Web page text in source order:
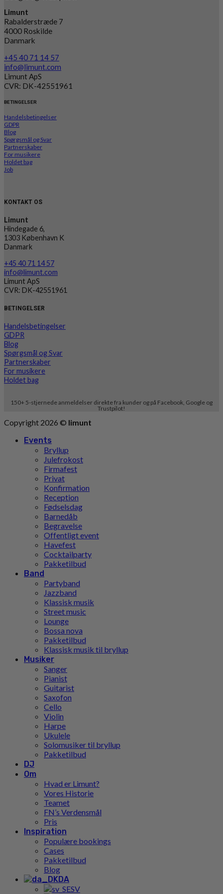
Limunt
Rabalderstræde 7
4000 Roskilde
Danmark
+45 40 71 14 57
info@limunt.com
Limunt ApS
CVR: DK-42551961
BETINGELSER
Handelsbetingelser
GDPR
Blog
Spørgsmål og Svar
Partnerskaber
For musikere
Holdet bag
Job
KONTAKT OS
Limunt
Hindegade 6,
1303 København K
Danmark
+45 40 71 14 57
info@limunt.com
Limunt ApS
CVR: DK-42551961
BETINGELSER
Handelsbetingelser
GDPR
Blog
Spørgsmål og Svar
Partnerskaber
For musikere
Holdet bag
150+ 5-stjernede anmeldelser direkte fra kunder og på Facebook, Google og
Trustpilot!
Copyright 2026 © limunt
Events
Bryllup
Julefrokost
Firmafest
Privat
Konfirmation
Reception
Fødselsdag
Barnedåb
Begravelse
Offentligt event
Havefest
Cocktailparty
Pakketilbud
Band
Partyband
Jazzband
Klassisk musik
Street music
Lounge
Bossa nova
Pakketilbud
Klassisk musik til bryllup
Musiker
Sanger
Pianist
Guitarist
Saxofon
Cello
Violin
Harpe
Ukulele
Solomusiker til bryllup
Pakketilbud
DJ
Om
Hvad er Limunt?
Vores Historie
Teamet
FN’s Verdensmål
Pris
Inspiration
Populære bookings
Cases
Pakketilbud
Blog
DA
SV